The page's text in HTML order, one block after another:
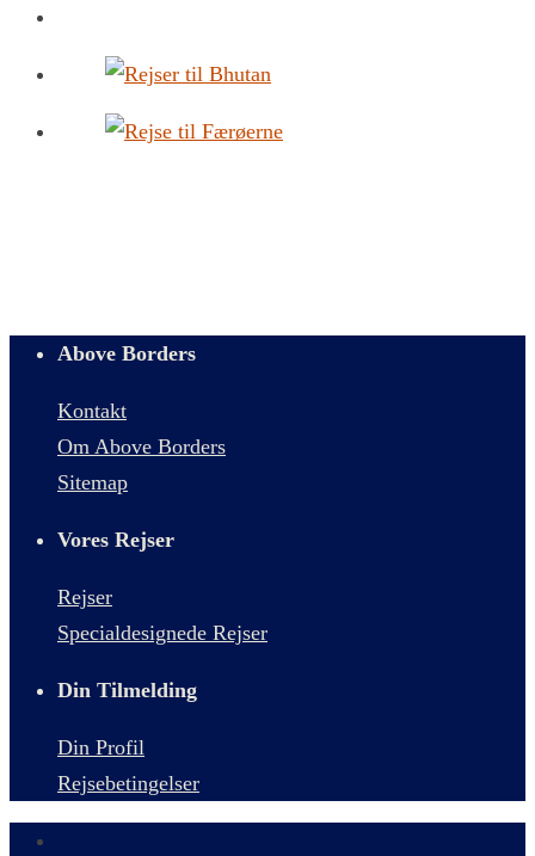
Above Borders
Kontakt
Om Above Borders
Sitemap
Vores Rejser
Rejser
Specialdesignede Rejser
Din Tilmelding
Din Profil
Rejsebetingelser